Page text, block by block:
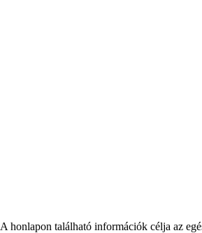
A honlapon található információk célja az